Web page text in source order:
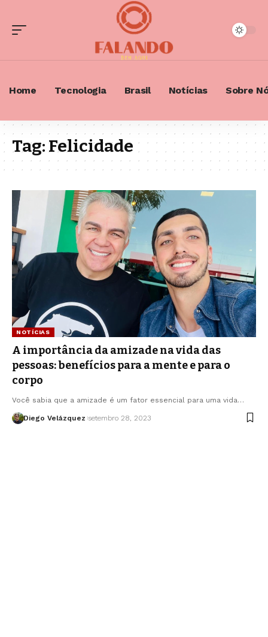
Home Tecnologia Brasil Notícias Sobre
Tag:Felicidade
NOTÍCIAS
A importância da amizade na vida das
pessoas: benefícios para a mente e para o
corpo
Você sabia que a amizade é um fator essencial para uma vida…
Diego Velázquez setembro 28, 2023